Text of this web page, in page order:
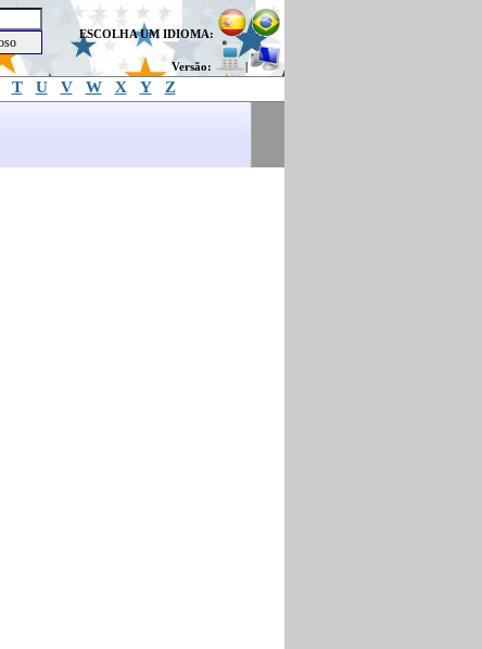
ESCOLHA UM IDIOMA:
Versão: |
T U V W X Y Z